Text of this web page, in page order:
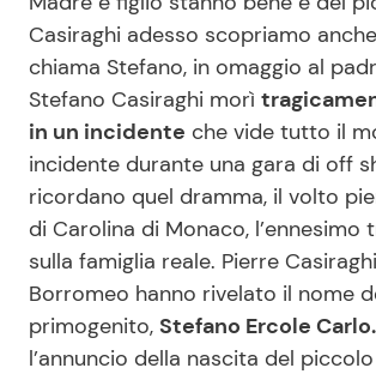
Moda e Style
Mondo Mamma
News benessere
Salute
Viaggi e Turismo
Dolci
Le
Primi
Ricette
Ricette
Casiraghi adesso scopriamo
chiama Stefano, in omaggio al
Stefano Casiraghi morì
in un incidente che vide tutto il
incidente durante una gara di off
ricordano quel dramma, il volto
di Carolina di Monaco, l’ennesimo
sulla famiglia reale. Pierre
Borromeo hanno rivelato il nome
primogenito, Stefano Ercole Carlo.
l’annuncio della nascita del